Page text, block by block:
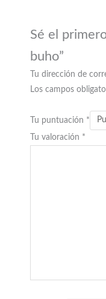
Sé el
buho”
Tu dirección de
Los campos
Tu puntuación *
Tu valoración *